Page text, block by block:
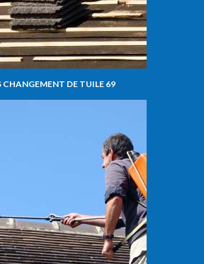
CHANGEMENT DE TUILE 69